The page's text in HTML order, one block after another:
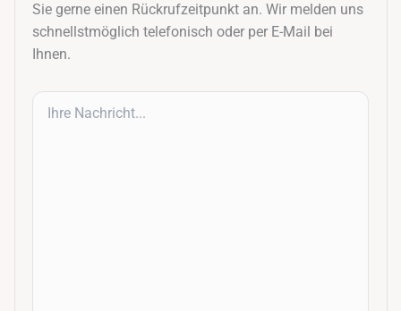
Sie gerne einen Rückrufzeitpunkt an. Wir melden uns
schnellstmöglich telefonisch oder per E-Mail bei
Ihnen.